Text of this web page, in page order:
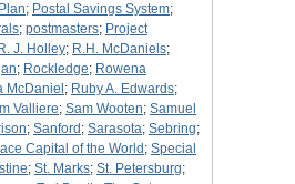
; Postal Savings System;
; postmasters; Project
R. J. Holley; R.H. McDaniels;
; Rockledge; Rowena
McDaniel ; Ruby A. Edwards;
Valliere; Sam Wooten; Samuel
; Sanford ; Sarasota; Sebring;
Capital of the World ; Special
; St. Marks; St. Petersburg;